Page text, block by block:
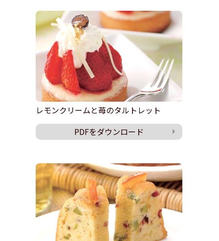
レモンクリームと苺のタルトレット
PDFをダウンロード